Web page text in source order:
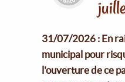
31/07/2026 : En
municipal pour
l'ouverture de ce